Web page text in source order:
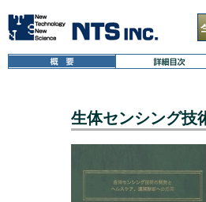
生体センシング技